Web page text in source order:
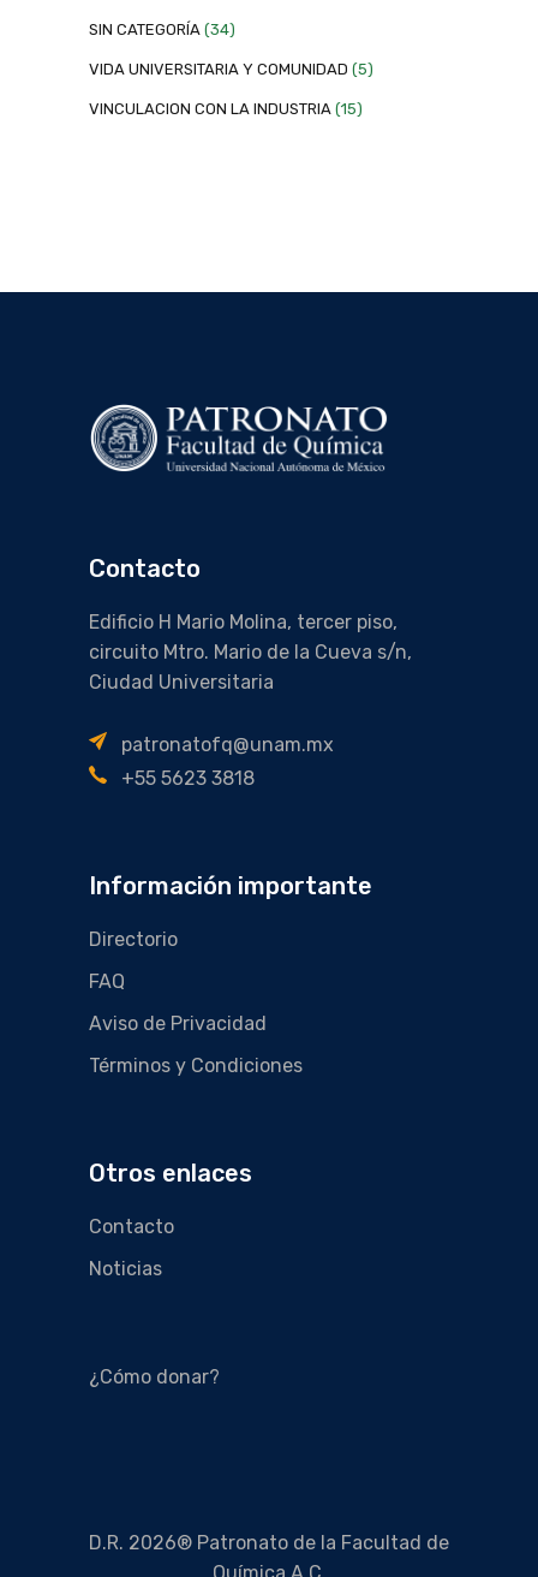
SIN CATEGORÍA (34)
VIDA UNIVERSITARIA Y COMUNIDAD (5)
VINCULACION CON LA INDUSTRIA (15)
Contacto
Edificio H Mario Molina, tercer piso,
circuito Mtro. Mario de la Cueva s/n,
Ciudad Universitaria
patronatofq@unam.mx
+55 5623 3818
Información importante
Directorio
FAQ
Aviso de Privacidad
Términos y Condiciones
Otros enlaces
Contacto
Noticias
¿Cómo donar?
D.R. 2026® Patronato de la Facultad de